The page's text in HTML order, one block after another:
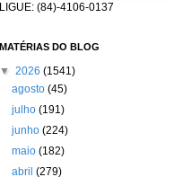
LIGUE: (84)-4106-0137
MATÉRIAS DO BLOG
▼ 2026 (1541)
agosto(45)
julho(191)
junho(224)
maio(182)
abril(279)